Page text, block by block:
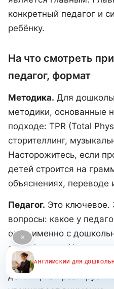
конкретный педагог и
ребёнку.
На что смотреть
педагог, формат
Методика. Для
методики, основанные
подходе: TPR (Total
сторителлинг,
Насторожитесь, если
детей строится на
объяснениях, переводе
Педагог. Это ключевое.
вопросы: какое у
опыт именно с
сертификаты. Но кроме
на взаимодействие:
детьми, как реагирует
×
АНГЛИЙСКИЙ ДЛЯ